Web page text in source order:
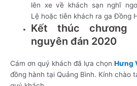
lên xe về khách sạn nghĩ
Lệ hoặc tiễn khách ra ga Đồng
Kết thúc chương
nguyên đán 2020
Cám ơn quý khách đã lựa chọn Hưng
đồng hành tại Quảng Bình. Kính chào